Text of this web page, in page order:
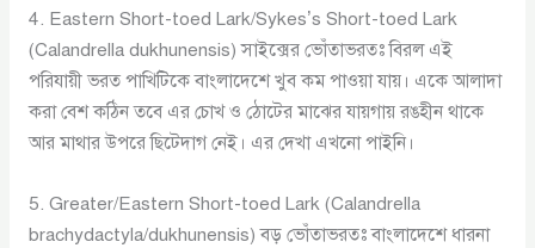
4. Eastern Short-toed Lark/Sykes’s Short-toed Lark
(Calandrella dukhunensis) সাইক্সের ভোঁতাভরতঃ বিরল এই
পরিযায়ী ভরত পাখিটিকে বাংলাদেশে খুব কম পাওয়া যায়। একে আলাদা
করা বেশ কঠিন তবে এর চোখ ও ঠোটের মাঝের যায়গায় রঙহীন থাকে
আর মাথার উপরে ছিটেদাগ নেই। এর দেখা এখনো পাইনি।
5. Greater/Eastern Short-toed Lark (Calandrella
brachydactyla/dukhunensis) বড় ভোঁতাভরতঃ বাংলাদেশে ধারনা